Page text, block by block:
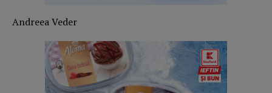
Andreea Veder